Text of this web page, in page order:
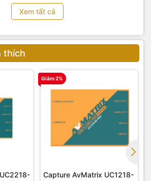
Xem tất cả
thích
Giảm 2%
Capture AvMatrix UC1218-